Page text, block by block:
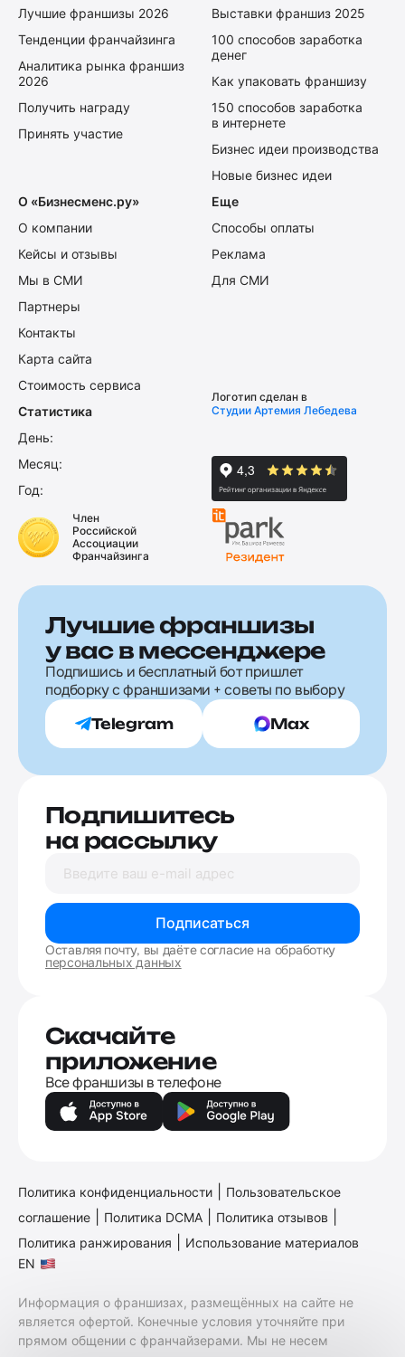
Лучшие франшизы 2026
Тенденции франчайзинга
Аналитика рынка франшиз
2026
Получить награду
Принять участие
Выставки франшиз 2025
100 способов заработка
денег
Как упаковать франшизу
150 способов заработка
в интернете
Бизнес идеи производства
Новые бизнес идеи
О «Бизнесменс.ру»
О компании
Кейсы и отзывы
Мы в СМИ
Партнеры
Контакты
Карта сайта
Стоимость сервиса
Еще
Способы оплаты
Реклама
Для СМИ
Статистика
День:
Месяц:
Год:
Логотип сделан в
Студии Артемия Лебедева
Член
Российской
Ассоциации
Франчайзинга
Лучшие франшизы
у вас в мессенджере
Подпишись и бесплатный бот пришлет
подборку с франшизами + советы по выбору
Telegram Max
Подпишитесь
на рассылку
Подписаться
Оставляя почту, вы даёте согласие на обработку
персональных данных
Скачайте
приложение
Все франшизы в телефоне
Политика конфиденциальности
Пользовательское
соглашение
Политика DCMA Политика отзывов
Политика ранжирования
Использование материалов
EN
Информация о франшизах, размещённых на сайте не
является офертой. Конечные условия уточняйте при
прямом общении с франчайзерами. Мы не несем